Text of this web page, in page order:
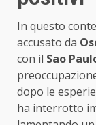
In questo
accusato da
con il Sao
dopo le
ha interrotto